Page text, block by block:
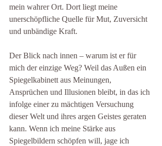
mein wahrer Ort. Dort liegt meine
unerschöpfliche Quelle für Mut, Zuversicht
und unbändige Kraft.
Der Blick nach innen – warum ist er für
mich der einzige Weg? Weil das Außen ein
Spiegelkabinett aus Meinungen,
Ansprüchen und Illusionen bleibt, in das ich
infolge einer zu mächtigen Versuchung
dieser Welt und ihres argen Geistes geraten
kann. Wenn ich meine Stärke aus
Spiegelbildern schöpfen will, jage ich